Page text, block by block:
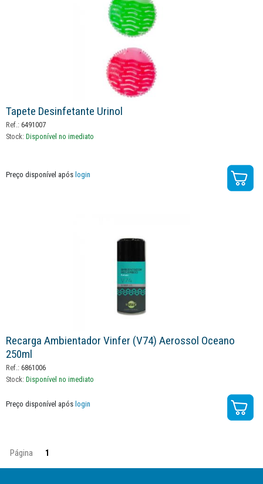
Tapete Desinfetante Urinol
Ref.: 6491007
Stock: Disponível no imediato
Preço disponível após login
Recarga Ambientador Vinfer (v74) Aerossol Oceano
250ml
Ref.: 6861006
Stock: Disponível no imediato
Preço disponível após login
Página 1